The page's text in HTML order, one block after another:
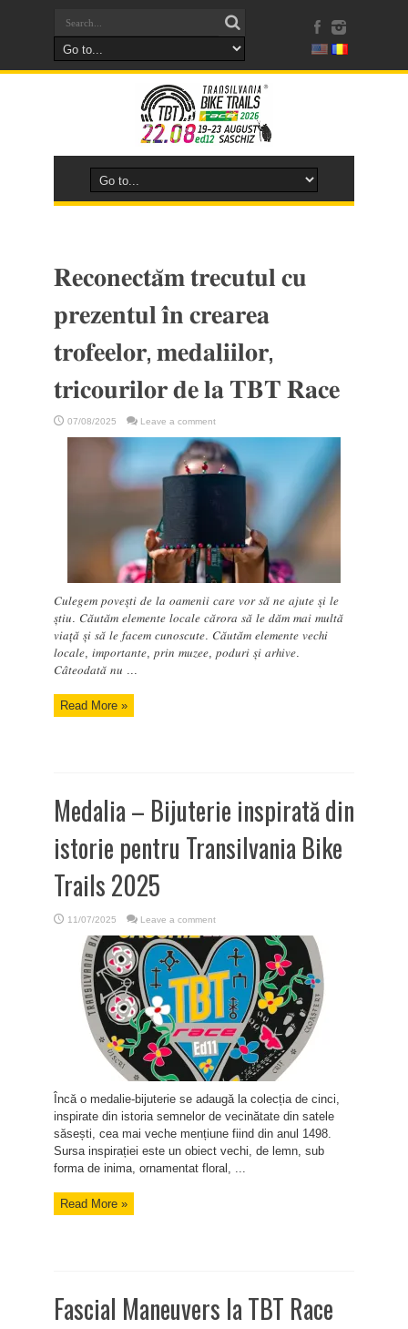
𝐑𝐞𝐜𝐨𝐧𝐞𝐜𝐭𝐚̆𝐦 𝐭𝐫𝐞𝐜𝐮𝐭𝐮𝐥 𝐜𝐮
𝐩𝐫𝐞𝐳𝐞𝐧𝐭𝐮𝐥 𝐢̂𝐧 𝐜𝐫𝐞𝐚𝐫𝐞𝐚
𝐭𝐫𝐨𝐟𝐞𝐞𝐥𝐨𝐫, 𝐦𝐞𝐝𝐚𝐥𝐢𝐢𝐥𝐨𝐫,
𝐭𝐫𝐢𝐜𝐨𝐮𝐫𝐢𝐥𝐨𝐫 𝐝𝐞 𝐥𝐚 𝐓𝐁𝐓 𝐑𝐚𝐜𝐞
07/08/2025 Leave a comment
𝐶𝑢𝑙𝑒𝑔𝑒𝑚 𝑝𝑜𝑣𝑒𝑠̦𝑡𝑖 𝑑𝑒 𝑙𝑎 𝑜𝑎𝑚𝑒𝑛𝑖𝑖 𝑐𝑎𝑟𝑒 𝑣𝑜𝑟 𝑠𝑎̆ 𝑛𝑒 𝑎𝑗𝑢𝑡𝑒 𝑠̦𝑖 𝑙𝑒
𝑠̦𝑡𝑖𝑢. 𝐶𝑎̆𝑢𝑡𝑎̆𝑚 𝑒𝑙𝑒𝑚𝑒𝑛𝑡𝑒 𝑙𝑜𝑐𝑎𝑙𝑒 𝑐𝑎̆𝑟𝑜𝑟𝑎 𝑠𝑎̆ 𝑙𝑒 𝑑𝑎̆𝑚 𝑚𝑎𝑖 𝑚𝑢𝑙𝑡𝑎̆
𝑣𝑖𝑎𝑡̦𝑎̆ 𝑠̦𝑖 𝑠𝑎̆ 𝑙𝑒 𝑓𝑎𝑐𝑒𝑚 𝑐𝑢𝑛𝑜𝑠𝑐𝑢𝑡𝑒. 𝐶𝑎̆𝑢𝑡𝑎̆𝑚 𝑒𝑙𝑒𝑚𝑒𝑛𝑡𝑒 𝑣𝑒𝑐ℎ𝑖
𝑙𝑜𝑐𝑎𝑙𝑒, 𝑖𝑚𝑝𝑜𝑟𝑡𝑎𝑛𝑡𝑒, 𝑝𝑟𝑖𝑛 𝑚𝑢𝑧𝑒𝑒, 𝑝𝑜𝑑𝑢𝑟𝑖 𝑠̦𝑖 𝑎𝑟ℎ𝑖𝑣𝑒.
𝐶𝑎̂𝑡𝑒𝑜𝑑𝑎𝑡𝑎̆ 𝑛𝑢 ...
Read More »
Medalia – Bijuterie inspirată din
istorie pentru Transilvania Bike
Trails 2025
11/07/2025 Leave a comment
Încă o medalie-bijuterie se adaugă la colecția de cinci,
inspirate din istoria semnelor de vecinătate din satele
săsești, cea mai veche mențiune fiind din anul 1498.
Sursa inspirației este un obiect vechi, de lemn, sub
forma de inima, ornamentat floral, ...
Read More »
Fascial Maneuvers la TBT Race